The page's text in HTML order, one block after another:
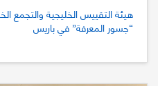
هيئة التقييس الخليجية والتجمع
“جسور المعرفة” في باريس